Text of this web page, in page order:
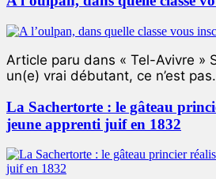
Article paru dans « Tel-Avivre »
un(e) vrai débutant, ce n’est
La Sachertorte : le gâteau
jeune apprenti juif en 1832